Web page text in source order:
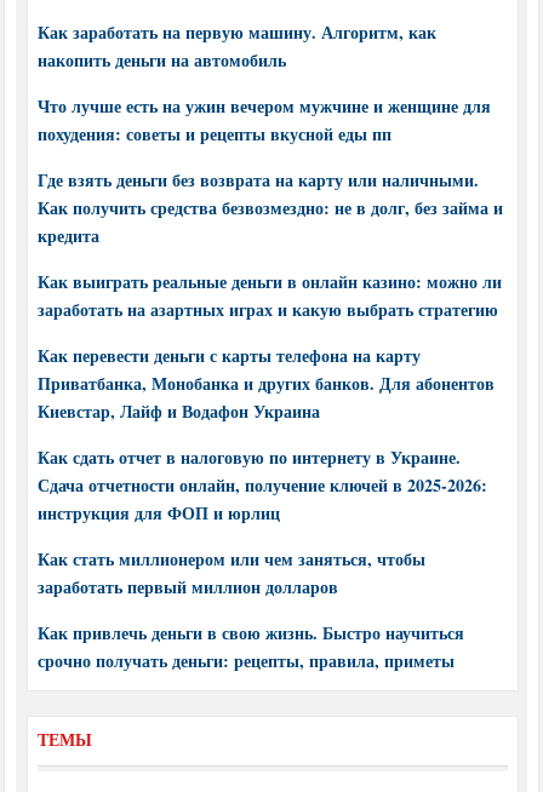
Как заработать на первую машину. Алгоритм, как
накопить деньги на автомобиль
Что лучше есть на ужин вечером мужчине и женщине для
похудения: советы и рецепты вкусной еды пп
Где взять деньги без возврата на карту или наличными.
Как получить средства безвозмездно: не в долг, без займа и
кредита
Как выиграть реальные деньги в онлайн казино: можно ли
заработать на азартных играх и какую выбрать стратегию
Как перевести деньги с карты телефона на карту
Приватбанка, Монобанка и других банков. Для абонентов
Киевстар, Лайф и Водафон Украина
Как сдать отчет в налоговую по интернету в Украине.
Сдача отчетности онлайн, получение ключей в 2025-2026:
инструкция для ФОП и юрлиц
Как стать миллионером или чем заняться, чтобы
заработать первый миллион долларов
Как привлечь деньги в свою жизнь. Быстро научиться
срочно получать деньги: рецепты, правила, приметы
ТЕМЫ